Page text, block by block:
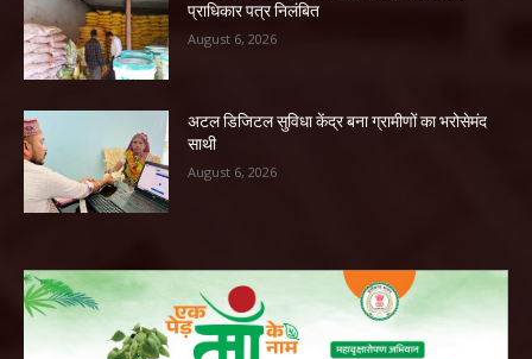
प्राधिकार पत्र निलंबित
August 6, 2026
अटल डिजिटल सुविधा केंद्र बना ग्रामीणों का भरोसेमंद
साथी
August 6, 2026